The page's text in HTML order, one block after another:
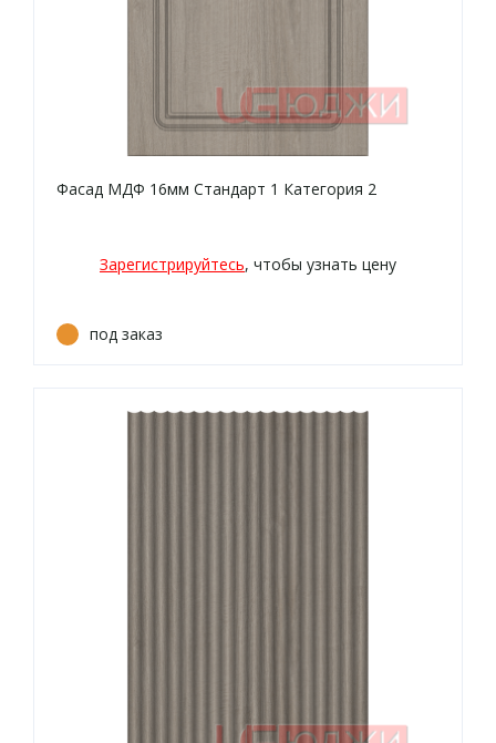
Фасад МДФ 16мм Стандарт 1 Категория 2
Зарегистрируйтесь, чтобы узнать цену
под заказ